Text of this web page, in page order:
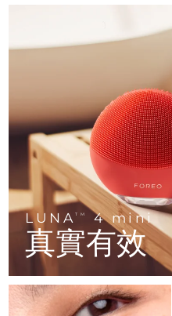
LUNATM 4 mini
真實有效
LUNA™
For young
LUNA™ 4
For travel or
LUNA™護
Premium
LUNA™
All facial
面部提拉護
Premium
BEAR™
All premium
UFO™ 3
Red light
UFO™ 3
Portable red
面膜
UFO™ 設備
All deep
issa™ 4
Hybrid
issa™ 4
For ages 0-3
issa™
Dual LED +
ISSA™ 設備
All silicone
FAQ™ 101
Clinical anti-
FAQ™ 102
Advanced
FAQ™ 103
Luxurious
FAQ™ P1
Manuka
FAQ™ 201
FAQ™ 202
LED mask
FAQ™ 211
Anti-aging
FAQ™ 221
Anti-aging
FAQ™ 301
LED hair
FAQ™
Scalp
FAQ™護膚
All FAQ™
FAQ™ 501
Full-
FAQ™ 502
Full-
FAQ™
保健品
NEW
專業治療
克羅埃西亞
賽普勒斯
捷克
丹麥
愛沙尼亞
芬蘭